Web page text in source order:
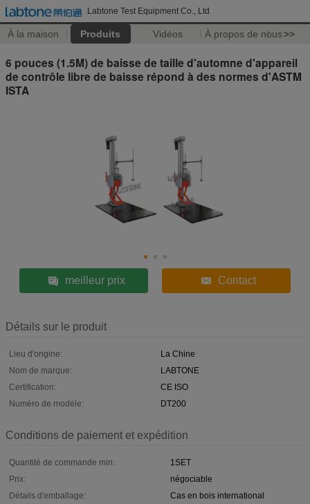
Labtone Test Equipment Co., Ltd
À la maison Produits Vidéos À propos de nous>>
6 pouces (1.5M) de baisse de taille d'automne d'appareil
de contrôle libre de baisse répond à des normes d'ASTM
ISTA
meilleur prix Contact
Détails sur le produit
Lieu d'origine:
La Chine
Nom de marque:
LABTONE
Certification:
CE ISO
Numéro de modèle:
DT200
Conditions de paiement et expédition
Quantité de commande min:
1SET
Prix:
négociable
Détails d'emballage:
Cas en bois international